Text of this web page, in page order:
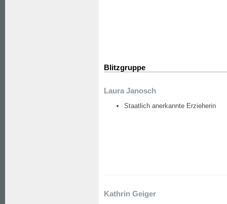
Blitzgruppe
Laura Janosch
Staatlich anerkannte Erzieherin
Kathrin Geiger